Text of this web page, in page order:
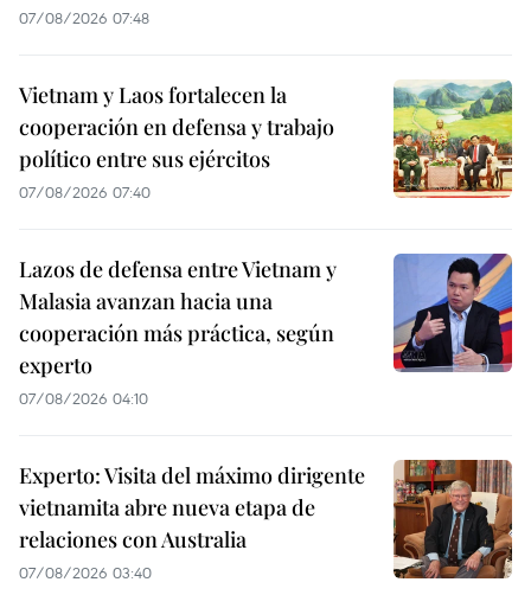
07/08/2026 07:48
Vietnam y Laos fortalecen la
cooperación en defensa y trabajo
político entre sus ejércitos
07/08/2026 07:40
Lazos de defensa entre Vietnam y
Malasia avanzan hacia una
cooperación más práctica, según
experto
07/08/2026 04:10
Experto: Visita del máximo dirigente
vietnamita abre nueva etapa de
relaciones con Australia
07/08/2026 03:40